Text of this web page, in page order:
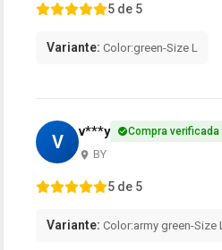
5 de 5
Variante: Color:green-Size L
V v***y Compra verificada
BY
5 de 5
Variante: Color:army green-Size L